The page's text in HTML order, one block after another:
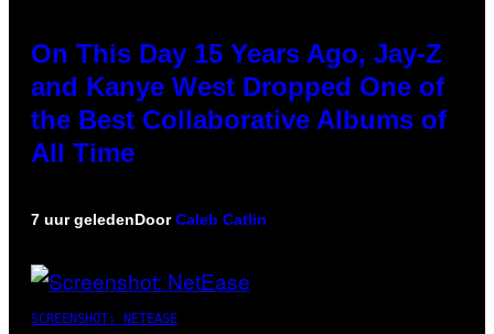
On This Day 15 Years Ago, Jay-Z
and Kanye West Dropped One of
the Best Collaborative Albums of
All Time
7 uur geledenDoorCaleb Catlin
SCREENSHOT: NETEASE